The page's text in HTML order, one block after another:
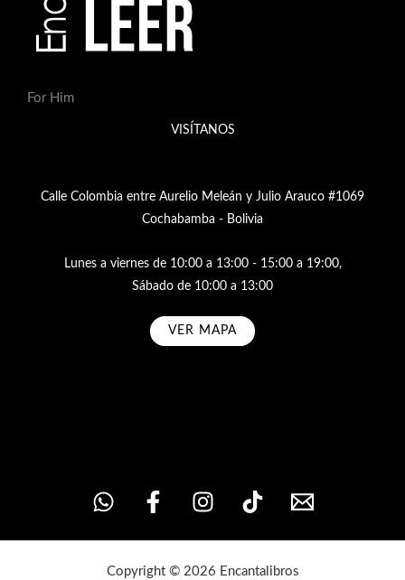
For Him
VISÍTANOS
Calle Colombia entre Aurelio Meleán y Julio Arauco #1069
Cochabamba - Bolivia
Lunes a viernes de 10:00 a 13:00 - 15:00 a 19:00,
Sábado de 10:00 a 13:00
VER MAPA
Copyright © 2026 Encantalibros